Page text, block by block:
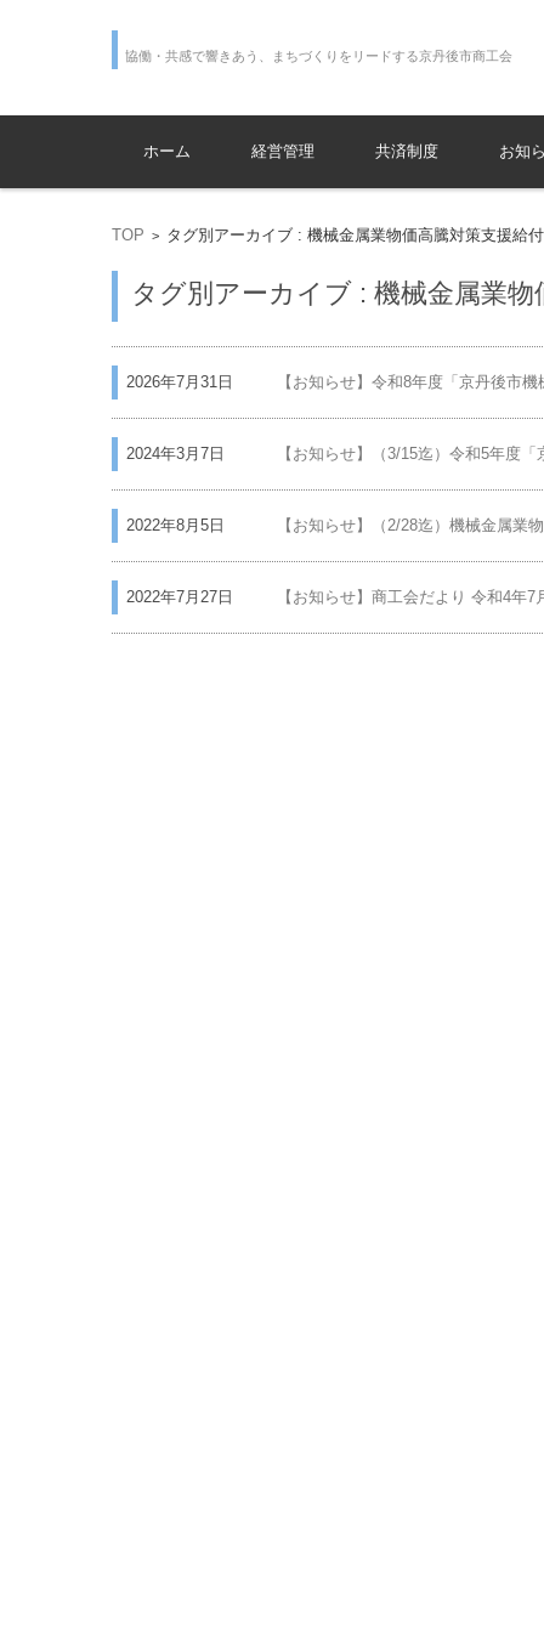
協働・共感で響きあう、まちづくりをリードする京丹後市商工会
コンテンツに移動
ホーム
経営管理 共済制度 お知
TOP > タグ別アーカイブ : 機械金属業物価高騰対策支援給
タグ別アーカイブ : 機械金属業
2026年7月31日 【お知らせ】令和8年度「京丹後市
2024年3月7日 【お知らせ】（3/15迄）令和5年度
2022年8月5日 【お知らせ】（2/28迄）機械金属業
2022年7月27日 【お知らせ】商工会だより 令和4年